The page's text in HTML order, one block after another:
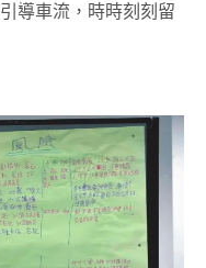
引導車流，時時刻刻留